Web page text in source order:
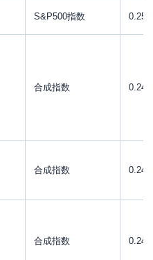
S&P500指数
合成指数
合成指数
合成指数